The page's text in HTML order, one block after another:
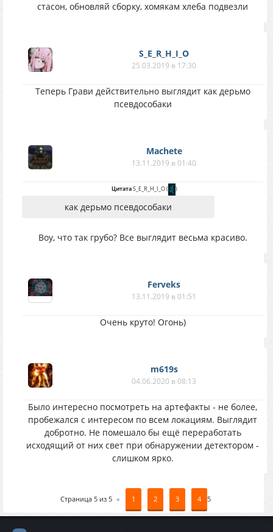
стасон, обновляй сборку, хомякам хлеба подвезли
S_E_R_H_I_O
25.03.2019 в 17:30
Теперь Грави действительно выглядит как дерьмо
псевдособаки
Machete
13.11.2019 в 01:40
ЦитатаS_E_R_H_I_O( )
как дерьмо псевдособаки
Воу, что так грубо? Все выглядит весьма красиво.
Ferveks
13.11.2019 в 01:51
Очень круто! Огонь)
m619s
04.06.2020 в 08:13
Было интересно посмотреть на артефакты - не более,
пробежался с интересом по всем локациям. Выглядит
добротно. Не помешало бы ещё переработать
исходящий от них свет при обнаружении детектором -
слишком ярко.
Страница 5 из 5 « 1 2 3 4 5